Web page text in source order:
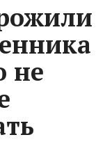
не